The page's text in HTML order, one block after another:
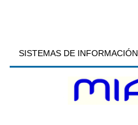
SISTEMAS DE INFORMACIÓN